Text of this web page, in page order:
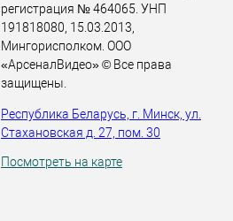
регистрация № 464065. УНП
191818080, 15.03.2013,
Мингорисполком. ООО
«АрсеналВидео» © Все права
защищены.
Республика Беларусь, г. Минск, ул.
Стахановская д. 27, пом. 30
Посмотреть на карте